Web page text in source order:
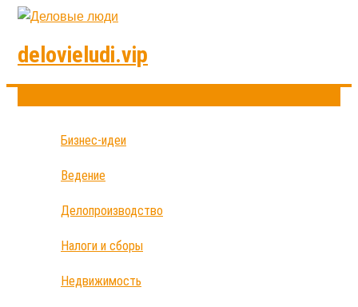
delovieludi.vip
Бизнес-идеи
Ведение
Делопроизводство
Налоги и сборы
Недвижимость